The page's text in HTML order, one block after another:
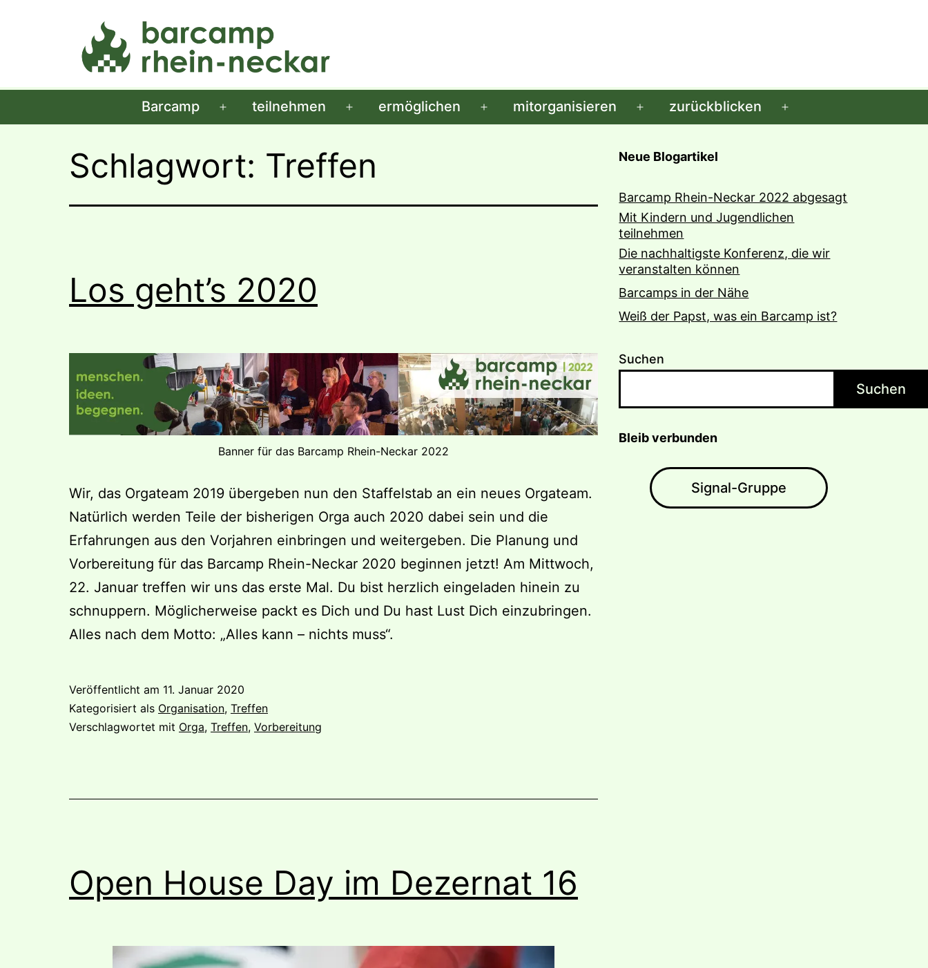
Barcamp
Menü
teilnehmen
Menü
ermöglichen
Menü
mitorganisieren
Menü
zurückblicken
Schlagwort: Treffen
Los geht’s 2020
Banner für das Barcamp Rhein-Neckar 2022
Wir, das Orgateam 2019 übergeben nun den Staffelstab an ein neues Orgateam.
Natürlich werden Teile der bisherigen Orga auch 2020 dabei sein und die
Erfahrungen aus den Vorjahren einbringen und weitergeben. Die Planung und
Vorbereitung für das Barcamp Rhein-Neckar 2020 beginnen jetzt! Am Mittwoch,
22. Januar treffen wir uns das erste Mal. Du bist herzlich eingeladen hinein zu
schnuppern. Möglicherweise packt es Dich und Du hast Lust Dich einzubringen.
Alles nach dem Motto: „Alles kann – nichts muss“.
Veröffentlicht am 11. Januar 2020
Kategorisiert als Organisation, Treffen
Verschlagwortet mit Orga, Treffen, Vorbereitung
Open House Day im Dezernat 16
Neue Blogartikel
Barcamp Rhein-Neckar 2022 abgesagt
Mit Kindern und Jugendlichen
teilnehmen
Die nachhaltigste Konferenz, die wir
veranstalten können
Barcamps in der Nähe
Weiß der Papst, was ein Barcamp ist?
Suchen
Suchen
Bleib verbunden
Signal-Gruppe